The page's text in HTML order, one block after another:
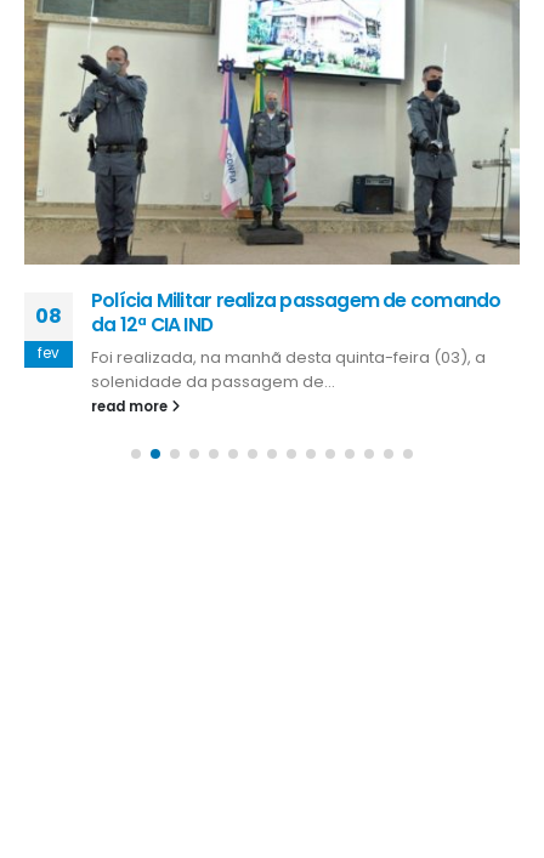
08
fev
Polícia Militar realiza passagem de comando
da 12ª CIA IND
Foi realizada, na manhã desta quinta-feira (03), a
solenidade da passagem de...
read more